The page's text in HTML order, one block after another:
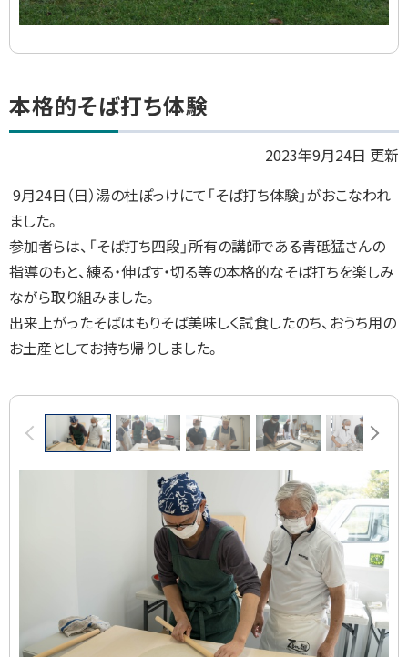
ト
ッ
戻
る
本格的そば打ち体験
2023年9月24日 更新
9月24日（日）湯の杜ぽっけにて「そば打ち体験」がおこなわれ
ました。
参加者らは、「そば打ち四段」所有の講師である青砥猛さんの
指導のもと、練る・伸ばす・切る等の本格的なそば打ちを楽しみ
ながら取り組みました。
出来上がったそばはもりそば美味しく試食したのち、おうち用の
お土産としてお持ち帰りしました。
画
次へ